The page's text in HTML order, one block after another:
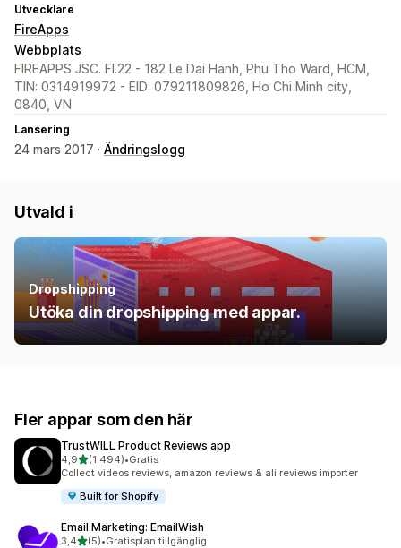
Utvecklare
FireApps
Webbplats
FIREAPPS JSC. Fl.22 - 182 Le Dai Hanh, Phu Tho Ward, HCM,
TIN: 0314919972 - EID: 079211809826, Ho Chi Minh city,
0840, VN
Lansering
24 mars 2017 · Ändringslogg
Utvald i
Dropshipping
Utöka din dropshipping med appar.
Fler appar som den här
TrustWILL Product Reviews app
4,9av 5 stjärnor
(1 494)
1494 recensioner totalt
•Gratis
Collect videos reviews, amazon reviews & ali reviews importer
Built for Shopify
Email Marketing: EmailWish
3,4av 5 stjärnor
(5)•Gratisplan tillgänglig